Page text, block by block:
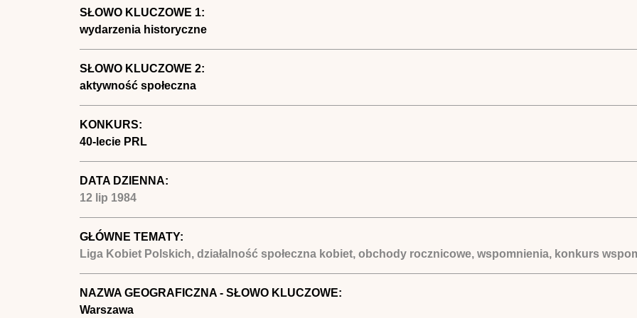
SŁOWO KLUCZOWE 1:
wydarzenia historyczne
SŁOWO KLUCZOWE 2:
aktywność społeczna
KONKURS:
40-lecie PRL
DATA DZIENNA:
12 lip 1984
GŁÓWNE TEMATY:
Liga Kobiet Polskich, działalność społeczna kobiet, obchody rocznicowe, wspomnienia, konkurs
NAZWA GEOGRAFICZNA - SŁOWO KLUCZOWE:
Warszawa